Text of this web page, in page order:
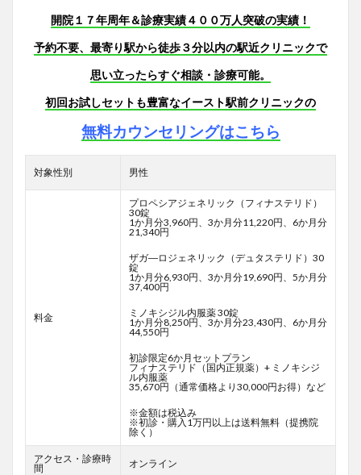
開院１７年周年＆診療実績４００万人突破の実績！
予約不要、最寄り駅から徒歩３分以内の駅近クリニックで
思い立ったらすぐ相談・診療可能。
初回お試しセットも豊富なイースト駅前クリニックの
無料カウンセリングはこちら
対象性別 男性
料金
プロペシアジェネリック（フィナステリド）
30錠
1か月分3,960円、3か月分11,220円、6か月分
21,340円
ザガ―ロジェネリック（デュタステリド）30
錠
1か月分6,930円、3か月分19,690円、5か月分
37,400円
ミノキシジル内服薬 30錠
1か月分8,250円、3か月分23,430円、6か月分
44,550円
初診限定6か月セットプラン
フィナステリド（国内正規薬）+ ミノキシジ
ル内服薬
35,670円（通常価格より30,000円お得）など
※金額は税込み
※初診・購入1万円以上は送料無料（提携院
除く）
アクセス・診療時
間
オンライン